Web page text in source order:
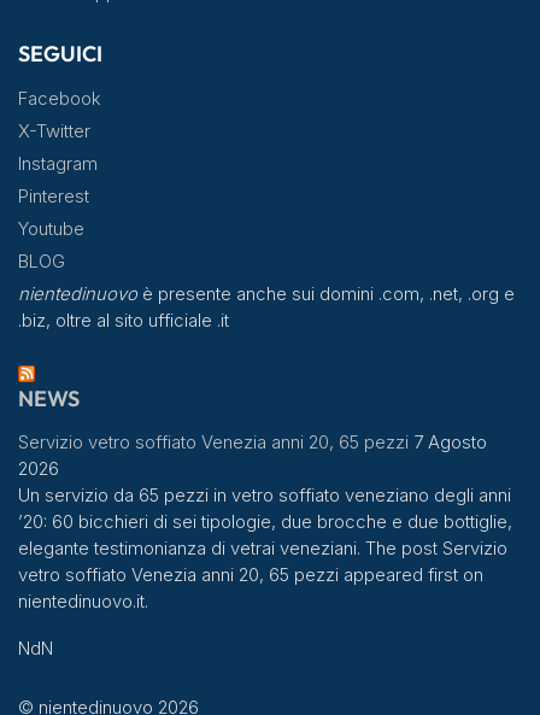
SEGUICI
Facebook
X-Twitter
Instagram
Pinterest
Youtube
BLOG
nientedinuovoè presente anche sui domini .com, .net, .org e
.biz, oltre al sito ufficiale .it
NEWS
Servizio vetro soffiato Venezia anni 20, 65 pezzi 7 Agosto
2026
Un servizio da 65 pezzi in vetro soffiato veneziano degli anni
’20: 60 bicchieri di sei tipologie, due brocche e due bottiglie,
elegante testimonianza di vetrai veneziani. The post Servizio
vetro soffiato Venezia anni 20, 65 pezzi appeared first on
nientedinuovo.it.
NdN
© nientedinuovo 2026